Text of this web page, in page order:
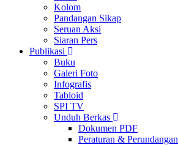
Kolom
Pandangan Sikap
Seruan Aksi
Siaran Pers
Publikasi
Buku
Galeri Foto
Infografis
Tabloid
SPI TV
Unduh Berkas
Dokumen PDF
Peraturan & Perundangan